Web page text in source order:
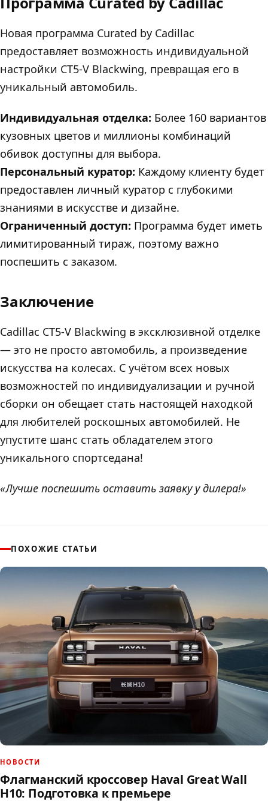
Новая программа Curated by Cadillac
предоставляет возможность индивидуальной
настройки CT5-V Blackwing, превращая его в
уникальный автомобиль.
Индивидуальная отделка: Более 160 вариантов
кузовных цветов и миллионы комбинаций
обивок доступны для выбора.
Персональный куратор: Каждому клиенту будет
предоставлен личный куратор с глубокими
знаниями в искусстве и дизайне.
Ограниченный доступ: Программа будет иметь
лимитированный тираж, поэтому важно
поспешить с заказом.
Заключение
Cadillac CT5-V Blackwing в эксклюзивной отделке
— это не просто автомобиль, а произведение
искусства на колесах. С учётом всех новых
возможностей по индивидуализации и ручной
сборки он обещает стать настоящей находкой
для любителей роскошных автомобилей. Не
упустите шанс стать обладателем этого
уникального спортседана!
«Лучше поспешить оставить заявку у дилера!»
ПОХОЖИЕ СТАТЬИ
НОВОСТИ
Флагманский кроссовер Haval Great Wall
H10: Подготовка к премьере